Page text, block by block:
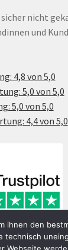
nicht
und
4,8 von 5,0
5,0 von 5,0
5,0 von 5,0
4,4 von 5,0
ihnen den
technisch